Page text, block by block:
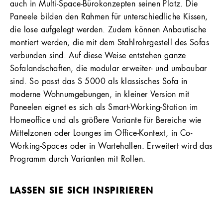
auch in Multi-Space-Bürokonzepten seinen Platz. Die
Paneele bilden den Rahmen für unterschiedliche Kissen,
die lose aufgelegt werden. Zudem können Anbautische
montiert werden, die mit dem Stahlrohrgestell des Sofas
verbunden sind. Auf diese Weise entstehen ganze
Sofalandschaften, die modular erweiter- und umbaubar
sind. So passt das S 5000 als klassisches Sofa in
moderne Wohnumgebungen, in kleiner Version mit
Paneelen eignet es sich als Smart-Working-Station im
Homeoffice und als größere Variante für Bereiche wie
Mittelzonen oder Lounges im Office-Kontext, in Co-
Working-Spaces oder in Wartehallen. Erweitert wird das
Programm durch Varianten mit Rollen.
LASSEN SIE SICH INSPIRIEREN